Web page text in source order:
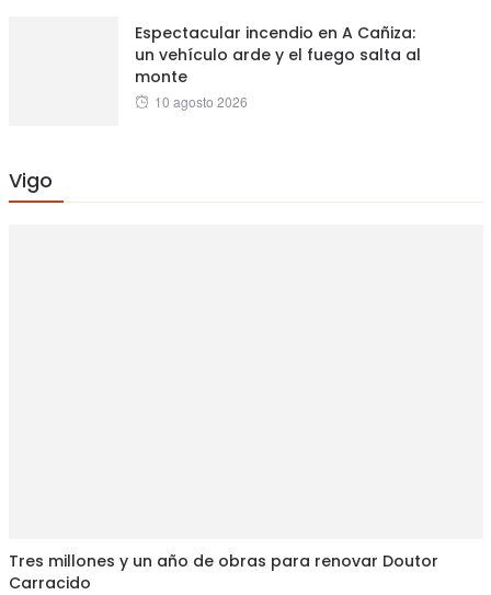
Espectacular incendio en A Cañiza:
un vehículo arde y el fuego salta al
monte
Posted
10 agosto 2026
Vigo
Tres millones y un año de obras para renovar Doutor
Carracido